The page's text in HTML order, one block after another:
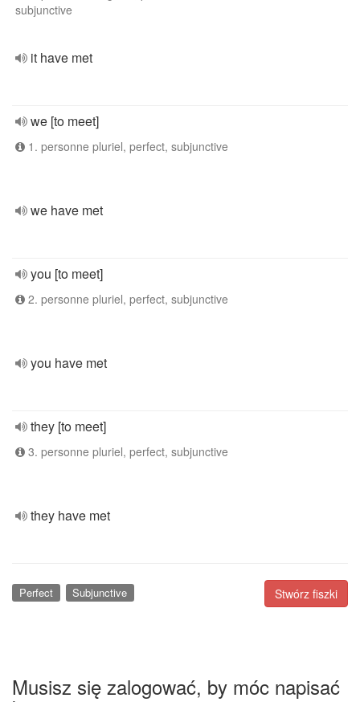
subjunctive
it have met
we [to meet]
1. personne pluriel, perfect, subjunctive
we have met
you [to meet]
2. personne pluriel, perfect, subjunctive
you have met
they [to meet]
3. personne pluriel, perfect, subjunctive
they have met
Stwórz fiszki
Perfect Subjunctive
Musisz się zalogować, by móc napisać